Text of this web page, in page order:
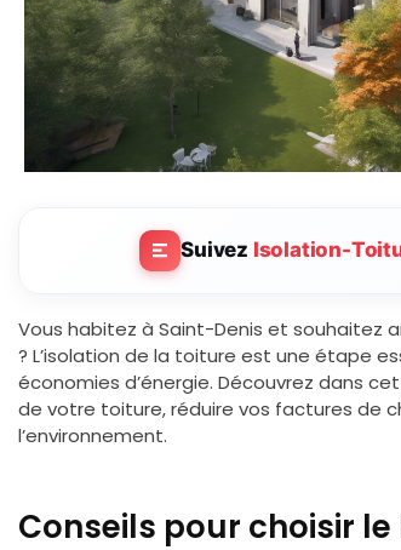
Suivez Isolation-
Vous habitez à Saint-Denis et souhaitez
? L’isolation de la toiture est une étape
économies d’énergie. Découvrez dans
de votre toiture, réduire vos factures de
l’environnement.
Conseils pour choisir